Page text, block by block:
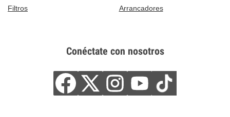
Filtros
Arrancadores
Conéctate con nosotros